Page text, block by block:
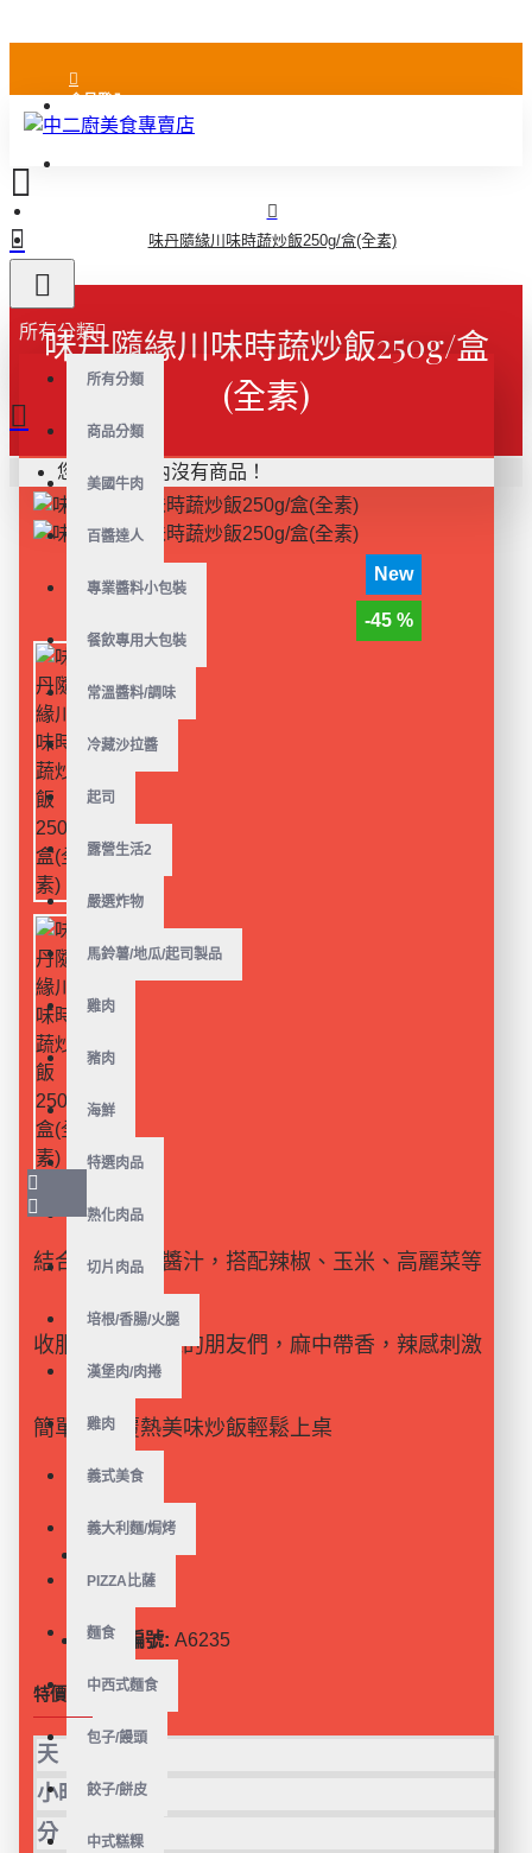
所有分類
所有分類
商品分類
美國牛肉
百醬達人
專業醬料小包裝
餐飲專用大包裝
常溫醬料/調味
冷藏沙拉醬
起司
露營生活2
嚴選炸物
馬鈴薯/地瓜/起司製品
雞肉
豬肉
海鮮
特選肉品
熟化肉品
切片肉品
培根/香腸/火腿
漢堡肉/肉捲
雞肉
義式美食
義大利麵/焗烤
PIZZA比薩
麵食
中西式麵食
包子/饅頭
餃子/餅皮
中式糕粿
您的購物車內沒有商品！
味丹隨緣川味時蔬炒飯250g/盒(全素)
味丹隨緣川味時蔬炒飯250g/盒
(全素)
New
-45 %
結合隨緣麻辣醬汁， 搭配辣椒、玉米、高麗菜等
收服葷素愛吃辣的朋友們，麻中帶香，辣感刺激
但順口
簡單微波覆熱美味炒飯輕鬆上桌
庫存狀態:
商品編號: A6235
特價倒數
天
小時
分